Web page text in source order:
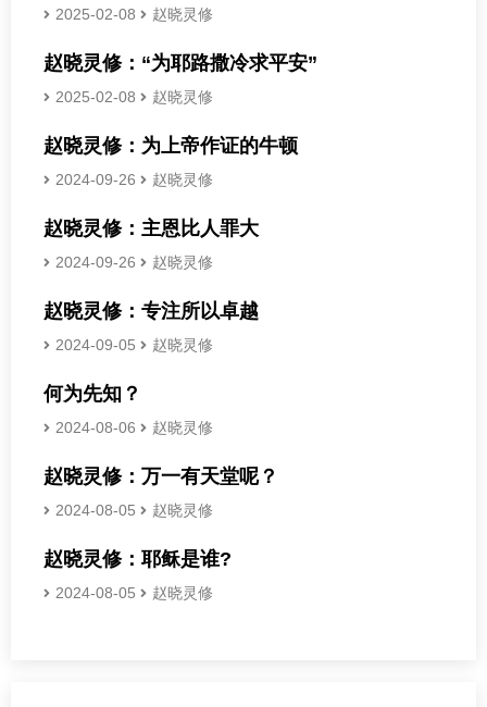
2025-02-08 赵晓灵修
赵晓灵修：“为耶路撒冷求平安”
2025-02-08 赵晓灵修
赵晓灵修：为上帝作证的牛顿
2024-09-26 赵晓灵修
赵晓灵修：主恩比人罪大
2024-09-26 赵晓灵修
赵晓灵修：专注所以卓越
2024-09-05 赵晓灵修
何为先知？
2024-08-06 赵晓灵修
赵晓灵修：万一有天堂呢？
2024-08-05 赵晓灵修
赵晓灵修：耶稣是谁?
2024-08-05 赵晓灵修